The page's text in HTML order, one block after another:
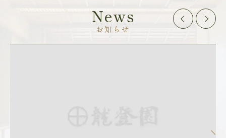
News
お知らせ